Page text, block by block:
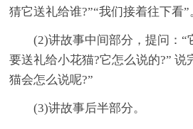
猜它送礼给谁?”“我们接着往下看”
(2)讲故事中间部分，提问：“
要送礼给小花猫?它怎么说的?” 说
猫会怎么说呢?”
(3)讲故事后半部分。